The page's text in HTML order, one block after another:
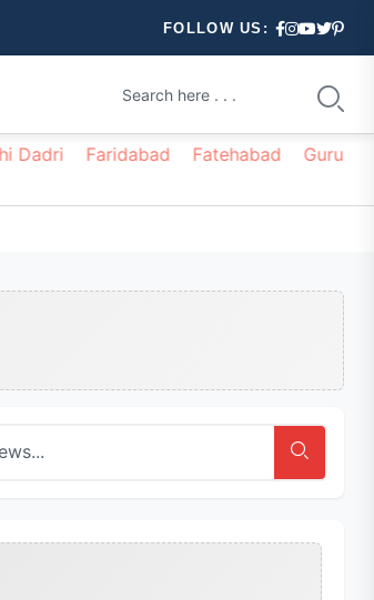
FOLLOW US:
Dadri Faridabad Fatehabad